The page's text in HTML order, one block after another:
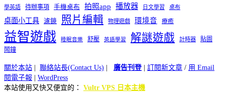
學英語 待辦事項 手機桌布 拍照app 播放器 日文學習 桌布
桌面小工具 濾鏡 照片編輯 物理遊戲 環境音 療癒
益智遊戲 睡眠音樂 舒壓 英語學習 解謎遊戲 計時器
貼圖
鬧鐘
關於本站 聯絡站長(Contact Us) 廣告刊登| 訂閱新文章 / 用 Email
閱電子報
WordPress
本站使用又快又便宜的： Vultr VPS 日本主機